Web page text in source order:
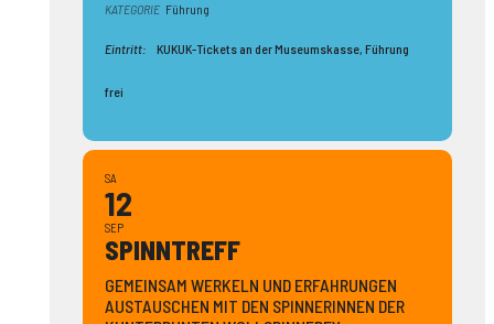
KATEGORIE Führung
Eintritt: KUKUK-Tickets an der Museumskasse, Führung
frei
SA
12
SEP
SPINN­TREFF
GEMEINSAM WERKELN UND ERFAHRUNGEN
AUSTAUSCHEN MIT DEN SPINNERINNEN DER